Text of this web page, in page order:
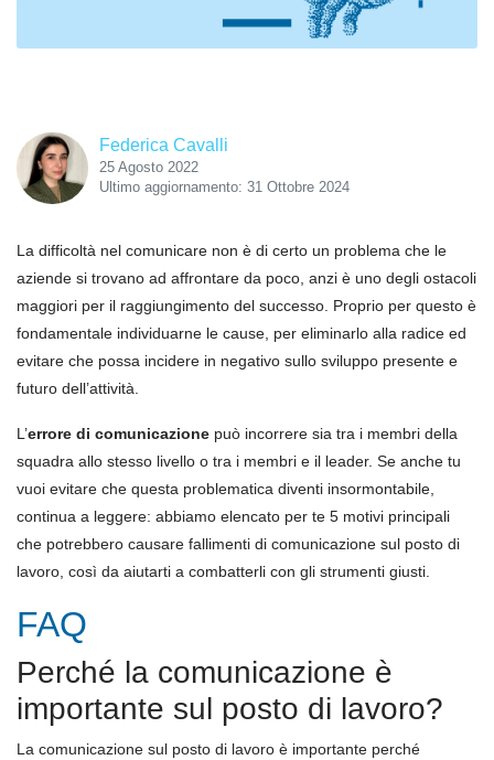
Federica Cavalli
25 Agosto 2022
Ultimo aggiornamento: 31 Ottobre 2024
La difficoltà nel comunicare non è di certo un problema che le
aziende si trovano ad affrontare da poco, anzi è uno degli ostacoli
maggiori per il raggiungimento del successo. Proprio per questo è
fondamentale individuarne le cause, per eliminarlo alla radice ed
evitare che possa incidere in negativo sullo sviluppo presente e
futuro dell’attività.
L’errore di comunicazione può incorrere sia tra i membri della
squadra allo stesso livello o tra i membri e il leader. Se anche tu
vuoi evitare che questa problematica diventi insormontabile,
continua a leggere: abbiamo elencato per te 5 motivi principali
che potrebbero causare fallimenti di comunicazione sul posto di
lavoro, così da aiutarti a combatterli con gli strumenti giusti.
FAQ
Perché la comunicazione è
importante sul posto di lavoro?
La comunicazione sul posto di lavoro è importante perché